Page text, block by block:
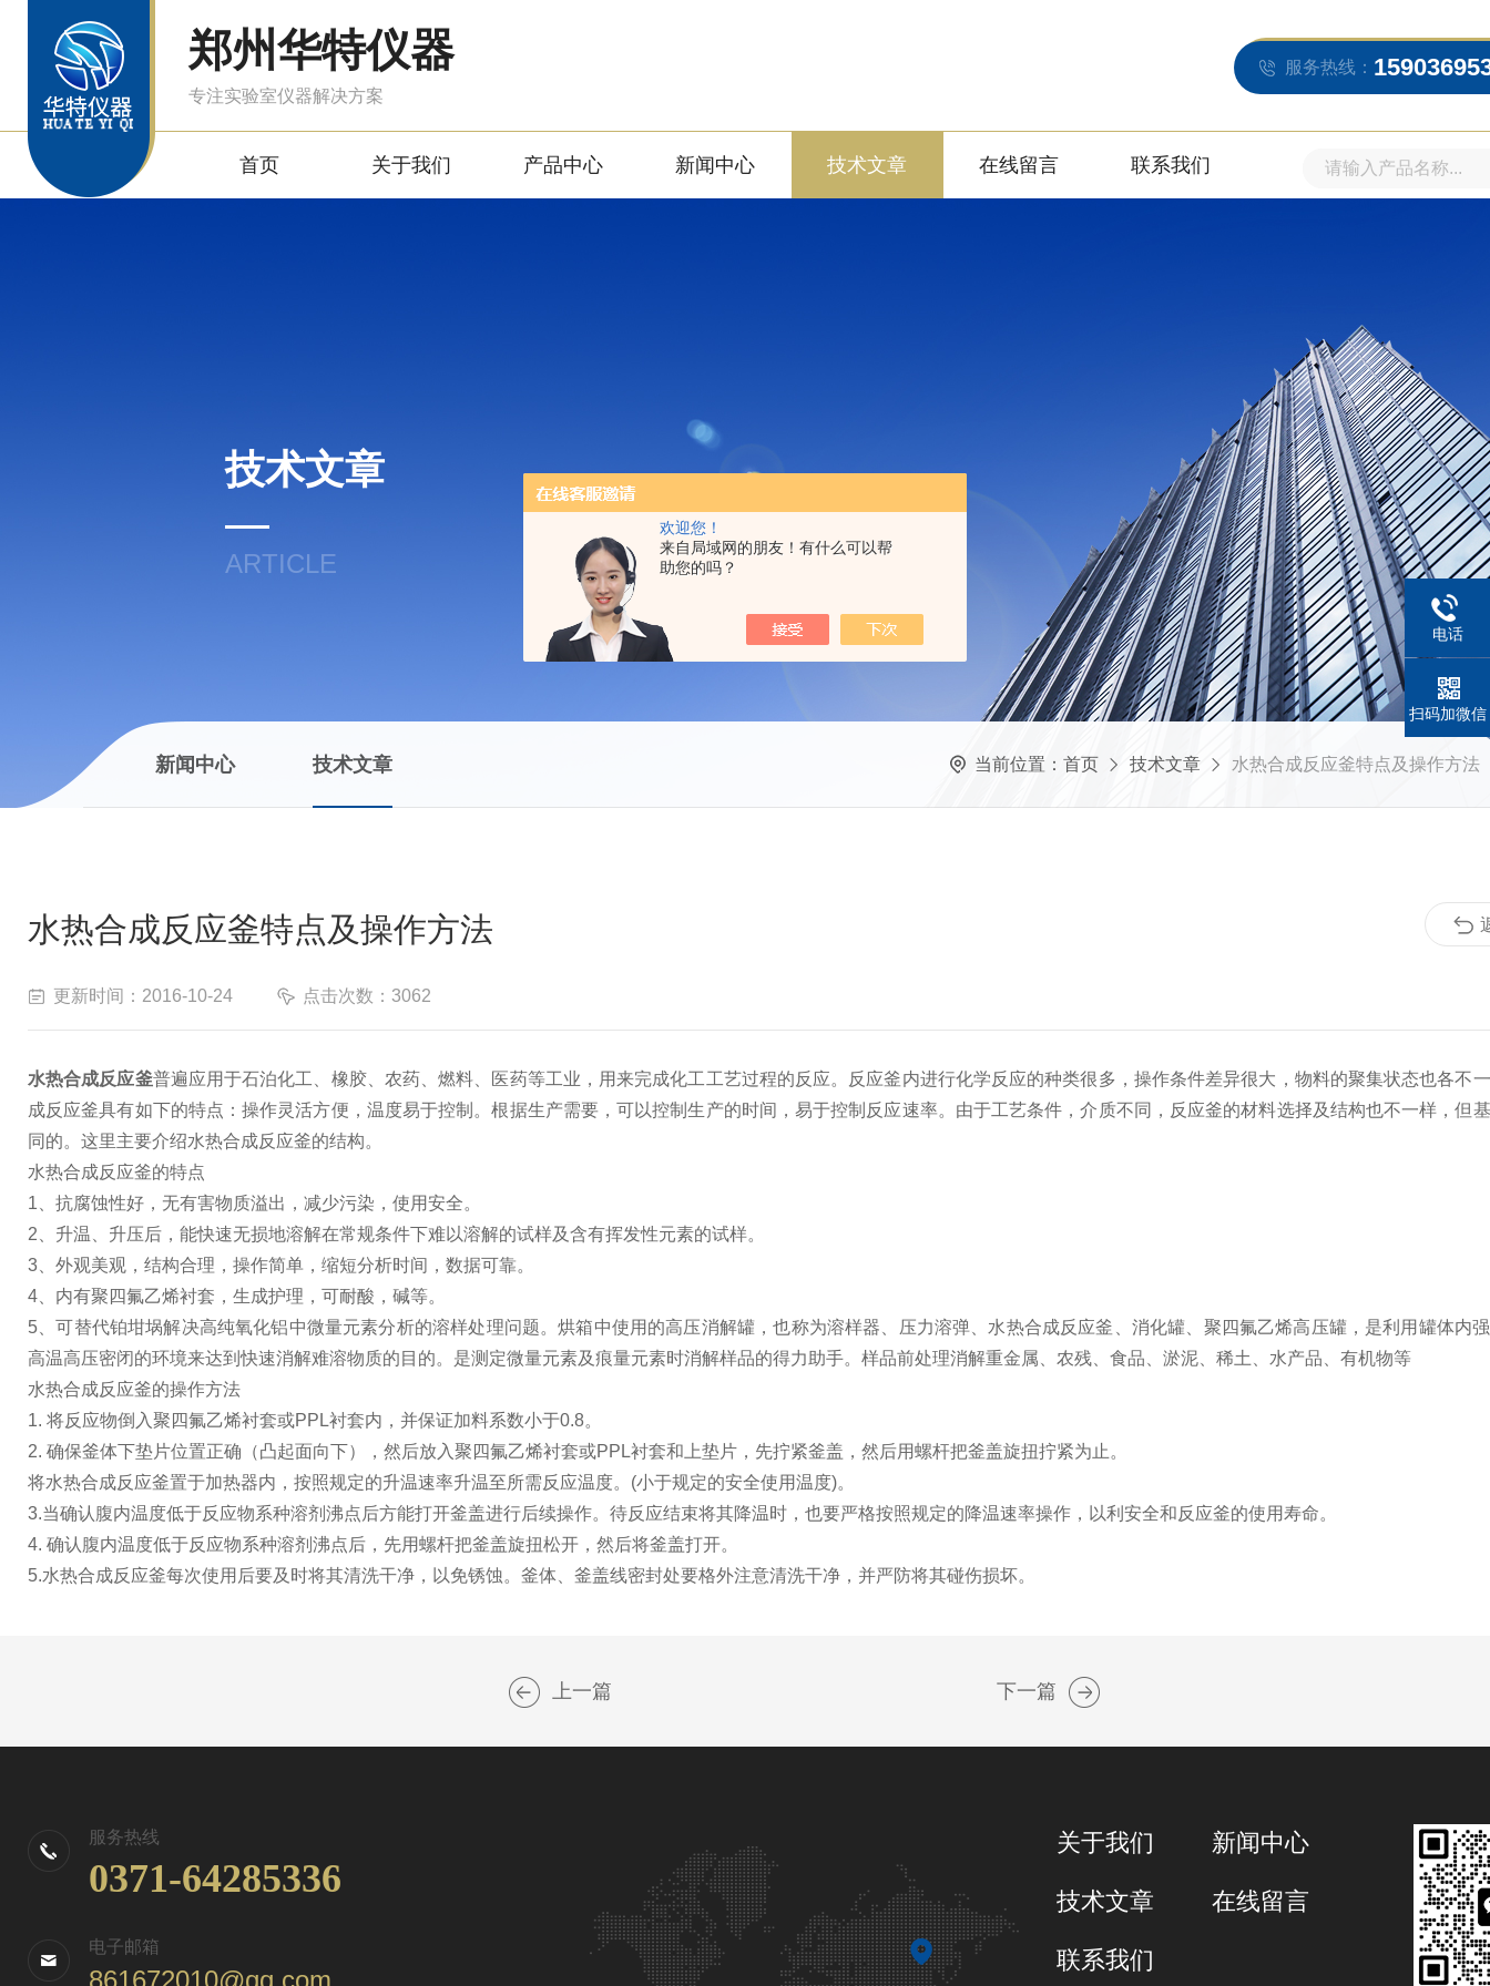
欢迎您！
来自局域网的朋友！有什么可以帮
助您的吗？
郑州华特仪器
专注实验室仪器解决方案
服务热线：
首页 关于我们 产品中心 新闻中心 技术文章 在线留言 联系我们
技术文章
ARTICLE
新闻中心 技术文章 当前位置： 首页 技术文章 水热合成反应釜特点及操作方法
水热合成反应釜特点及操作方法
更新时间：2016-10-24 点击次数：3062
水热合成反应釜普遍应用于石泊化工、橡胶、农药、燃料、医药等工业，用来完成化工工艺过程的反应。反应釜内进行化学反应的种类很多，操作条件差异很大，物料的聚集状态也各不
成反应釜具有如下的特点：操作灵活方便，温度易于控制。根据生产需要，可以控制生产的时间，易于控制反应速率。由于工艺条件，介质不同，反应釜的材料选择及结构也不一样，但
同的。这里主要介绍水热合成反应釜的结构。
水热合成反应釜的特点
1、抗腐蚀性好，无有害物质溢出，减少污染，使用安全。
2、升温、升压后，能快速无损地溶解在常规条件下难以溶解的试样及含有挥发性元素的试样。
3、外观美观，结构合理，操作简单，缩短分析时间，数据可靠。
4、内有聚四氟乙烯衬套，生成护理，可耐酸，碱等。
5、可替代铂坩埚解决高纯氧化铝中微量元素分析的溶样处理问题。烘箱中使用的高压消解罐，也称为溶样器、压力溶弹、水热合成反应釜、消化罐、聚四氟乙烯高压罐，是利用罐体内
高温高压密闭的环境来达到快速消解难溶物质的目的。是测定微量元素及痕量元素时消解样品的得力助手。样品前处理消解重金属、农残、食品、淤泥、稀土、水产品、有机物等
水热合成反应釜的操作方法
1. 将反应物倒入聚四氟乙烯衬套或PPL衬套内，并保证加料系数小于0.8。
2. 确保釜体下垫片位置正确（凸起面向下），然后放入聚四氟乙烯衬套或PPL衬套和上垫片，先拧紧釜盖，然后用螺杆把釜盖旋扭拧紧为止。
将水热合成反应釜置于加热器内，按照规定的升温速率升温至所需反应温度。(小于规定的安全使用温度)。
3.当确认腹内温度低于反应物系种溶剂沸点后方能打开釜盖进行后续操作。待反应结束将其降温时，也要严格按照规定的降温速率操作，以利安全和反应釜的使用寿命。
4. 确认腹内温度低于反应物系种溶剂沸点后，先用螺杆把釜盖旋扭松开，然后将釜盖打开。
5.水热合成反应釜每次使用后要及时将其清洗干净，以免锈蚀。釜体、釜盖线密封处要格外注意清洗干净，并严防将其碰伤损坏。
上一篇 下一篇
服务热线
0371-64285336
电子邮箱
861672010@qq.com
关于我们 新闻中心
技术文章 在线留言
联系我们
电话
扫码加微信